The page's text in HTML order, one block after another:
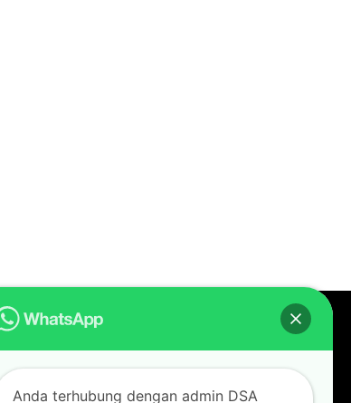
:
Pam No 6 Rt 006 Rw 007 Jatinegara,
Timur 13930
Anda terhubung dengan admin DSA